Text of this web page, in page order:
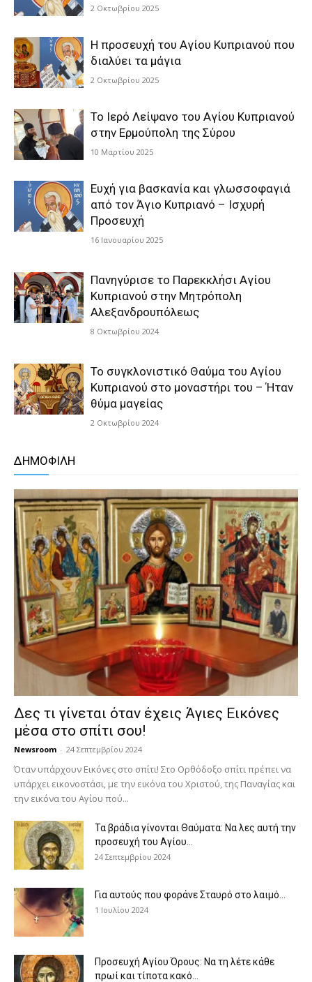
2 Οκτωβρίου 2025
Η προσευχή του Αγίου Κυπριανού που
διαλύει τα μάγια
2 Οκτωβρίου 2025
Το Ιερό Λείψανο του Αγίου Κυπριανού
στην Ερμούπολη της Σύρου
10 Μαρτίου 2025
Ευχή για βασκανία και γλωσσοφαγιά
από τον Άγιο Κυπριανό – Ισχυρή
Προσευχή
16 Ιανουαρίου 2025
Πανηγύρισε το Παρεκκλήσι Αγίου
Κυπριανού στην Μητρόπολη
Αλεξανδρουπόλεως
8 Οκτωβρίου 2024
Το συγκλονιστικό Θαύμα του Αγίου
Κυπριανού στο μοναστήρι του – Ήταν
θύμα μαγείας
2 Οκτωβρίου 2024
ΔΗΜΟΦΙΛΗ
Δες τι γίνεται όταν έχεις Άγιες Εικόνες
μέσα στο σπίτι σου!
Newsroom - 24 Σεπτεμβρίου 2024
Όταν υπάρχουν Εικόνες στο σπίτι! Στο Ορθόδοξο σπίτι πρέπει να
υπάρχει εικονοστάσι, με την εικόνα του Χριστού, της Παν­αγίας και
την εικόνα του Αγίου πού...
Τα βράδια γίνονται Θαύματα: Να λες αυτή την
προσευχή του Αγίου...
24 Σεπτεμβρίου 2024
Για αυτούς που φοράνε Σταυρό στο λαιμό…
1 Ιουλίου 2024
Προσευχή Αγίου Όρους: Να τη λέτε κάθε
πρωί και τίποτα κακό...